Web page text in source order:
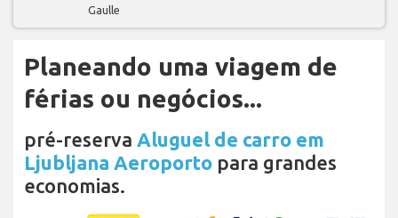
Gaulle
Planeando uma viagem de
férias ou negócios...
pré-reserva Aluguel de carro em
Ljubljana Aeroporto para grandes
economias.